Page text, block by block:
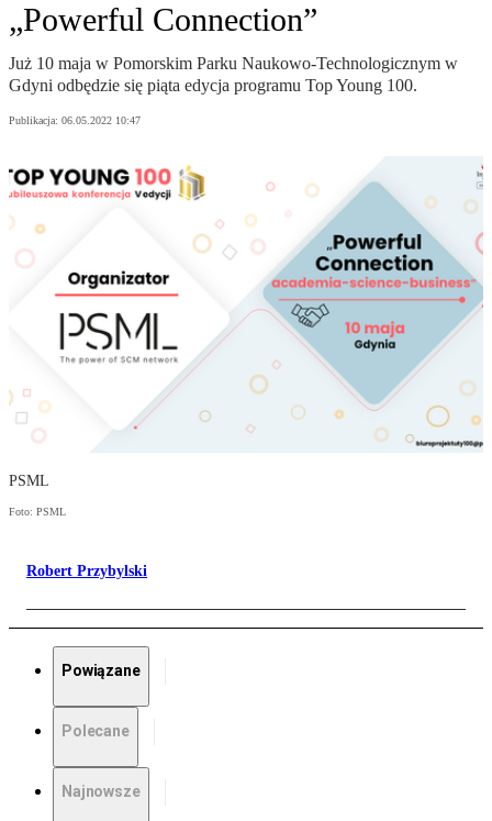
„Powerful Connection”
Już 10 maja w Pomorskim Parku Naukowo-Technologicznym w
Gdyni odbędzie się piąta edycja programu Top Young 100.
Publikacja: 06.05.2022 10:47
PSML
Foto: PSML
Robert Przybylski
Powiązane
Polecane
Najnowsze